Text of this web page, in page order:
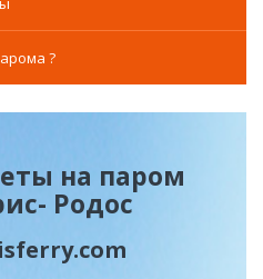
?
на паром
Родос